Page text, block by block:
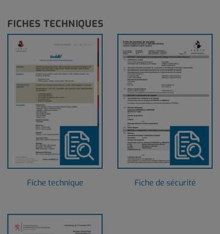
FICHES TECHNIQUES
Fiche technique Fiche de sécurité